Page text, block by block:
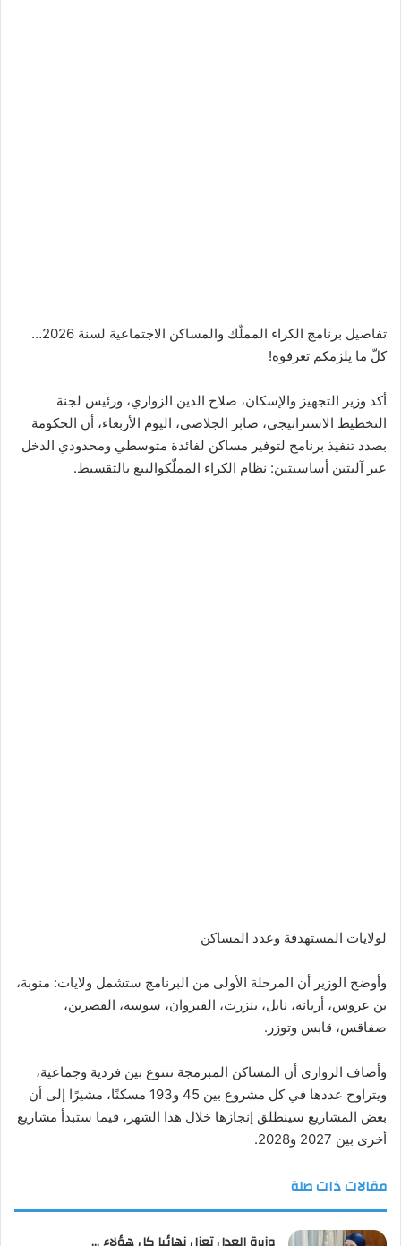
تفاصيل برنامج الكراء المملّك والمساكن الاجتماعية لسنة 2026…
كلّ ما يلزمكم تعرفوه!
أكد وزير التجهيز والإسكان، صلاح الدين الزواري، ورئيس لجنة
التخطيط الاستراتيجي، صابر الجلاصي، اليوم الأربعاء، أن الحكومة
بصدد تنفيذ برنامج لتوفير مساكن لفائدة متوسطي ومحدودي الدخل
عبر آليتين أساسيتين: نظام الكراء المملّكوالبيع بالتقسيط.
لولايات المستهدفة وعدد المساكن
وأوضح الوزير أن المرحلة الأولى من البرنامج ستشمل ولايات: منوبة،
بن عروس، أريانة، نابل، بنزرت، القيروان، سوسة، القصرين،
صفاقس، قابس وتوزر.
وأضاف الزواري أن المساكن المبرمجة تتنوع بين فردية وجماعية،
ويتراوح عددها في كل مشروع بين 45 و193 مسكنًا، مشيرًا إلى أن
بعض المشاريع سينطلق إنجازها خلال هذا الشهر، فيما ستبدأ مشاريع
أخرى بين 2027 و2028.
مقالات ذات صلة